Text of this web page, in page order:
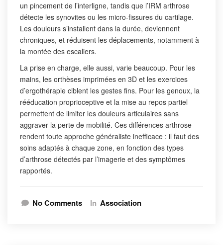
un pincement de l’interligne, tandis que l’IRM arthrose
détecte les synovites ou les micro-fissures du cartilage.
Les douleurs s’installent dans la durée, deviennent
chroniques, et réduisent les déplacements, notamment à
la montée des escaliers.
La prise en charge, elle aussi, varie beaucoup. Pour les
mains, les orthèses imprimées en 3D et les exercices
d’ergothérapie ciblent les gestes fins. Pour les genoux, la
rééducation proprioceptive et la mise au repos partiel
permettent de limiter les douleurs articulaires sans
aggraver la perte de mobilité. Ces différences arthrose
rendent toute approche généraliste inefficace : il faut des
soins adaptés à chaque zone, en fonction des types
d’arthrose détectés par l’imagerie et des symptômes
rapportés.
No Comments In Association